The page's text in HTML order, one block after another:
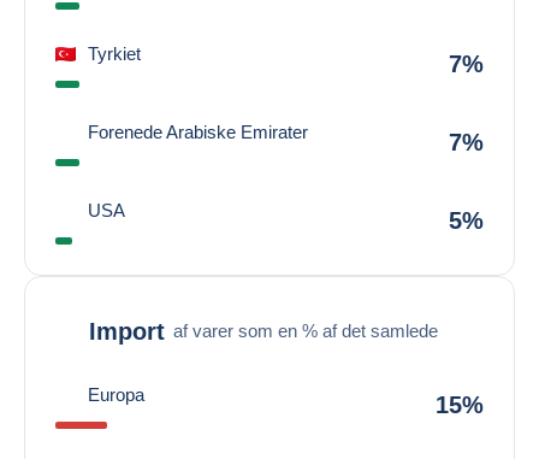
Tyrkiet 7%
Forenede Arabiske Emirater 7%
USA 5%
Import af varer som en % af det samlede
Europa 15%